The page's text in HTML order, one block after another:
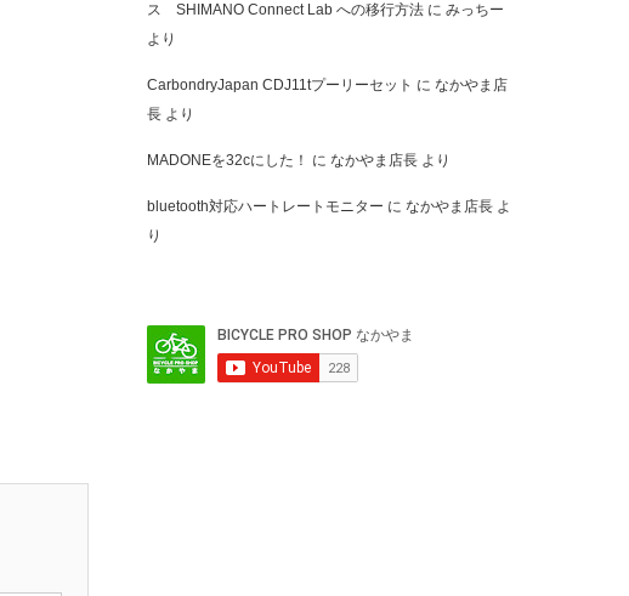
ス SHIMANO Connect Lab への移行方法 に みっちー
より
CarbondryJapan CDJ11tプーリーセット に なかやま店
長 より
MADONEを32cにした！ に なかやま店長 より
bluetooth対応ハートレートモニター に なかやま店長 よ
り